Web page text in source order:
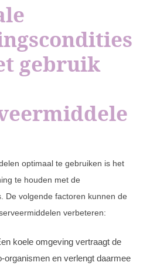
gebruik
optimaal te gebruiken is het
te houden met de
De volgende factoren kunnen de
verbeteren:
koele omgeving vertraagt de
organismen en verlengt daarmee